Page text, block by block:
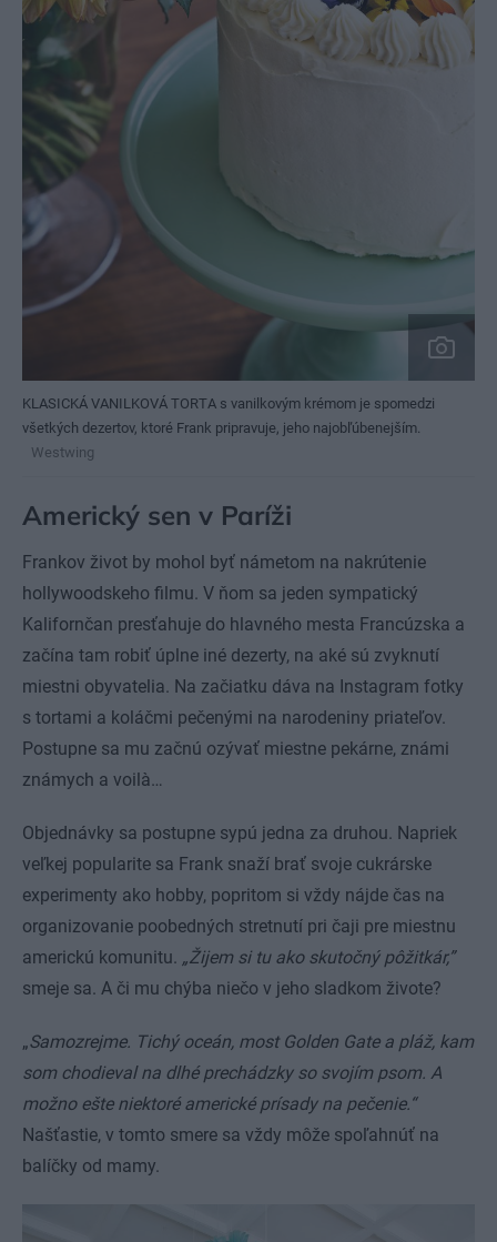
KLASICKÁ VANILKOVÁ TORTA s vanilkovým krémom je spomedzi
všetkých dezertov, ktoré Frank pripravuje, jeho najobľúbenejším.
Westwing
Americký sen v Paríži
Frankov život by mohol byť námetom na nakrútenie
hollywood­skeho filmu. V ňom sa jeden sympatický
Kalifornčan presťahuje do hlavného mesta Francúzska a
začína tam robiť úplne iné dezerty, na aké sú zvyknutí
miestni obyvatelia. Na začiatku dáva na Instagram fotky
s tortami a koláčmi pečenými na narodeniny priateľov.
Postupne sa mu začnú ozývať miestne pekárne, známi
známych a voilà…
Objednávky sa postupne sypú jedna za druhou. Napriek
veľkej popularite sa Frank snaží brať svoje cukrárske
experimenty ako hobby, popritom si vždy nájde čas na
organizovanie poobedných stretnutí pri čaji pre miestnu
americkú komunitu. „Žijem si tu ako skutočný pôžitkár,”
smeje sa. A či mu chýba niečo v jeho sladkom živote?
„Samozrejme. Tichý oceán, most Golden Gate a pláž, kam
som chodieval na dlhé prechádzky so svojím psom. A
možno ešte niektoré americké prísady na pečenie.“
Našťastie, v tomto smere sa vždy môže spoľahnúť na
balíčky od mamy.